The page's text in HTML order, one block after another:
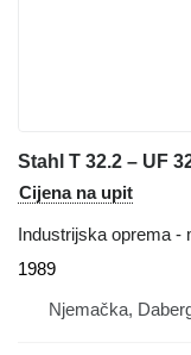
Stahl T 32.2 – UF
Cijena na upit
Industrijska oprema -
1989
Njemačka,